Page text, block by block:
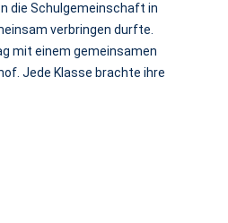
die Schulgemeinschaft in
verbringen durfte.
mit einem gemeinsamen
Jede Klasse brachte ihre